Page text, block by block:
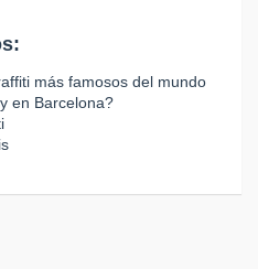
más famosos del mundo
en Barcelona?